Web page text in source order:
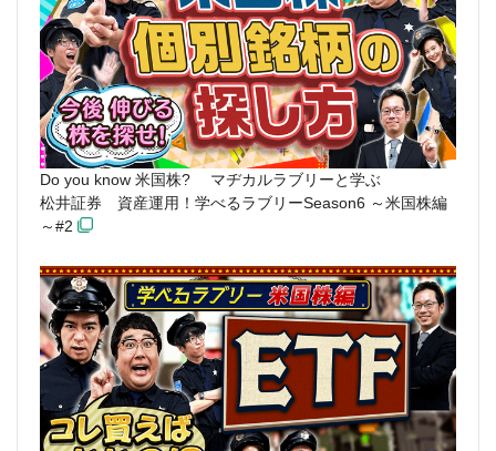
Do you know 米国株? マヂカルラブリーと学ぶ
松井証券 資産運用！学べるラブリーSeason6 ～米国株編
～#2